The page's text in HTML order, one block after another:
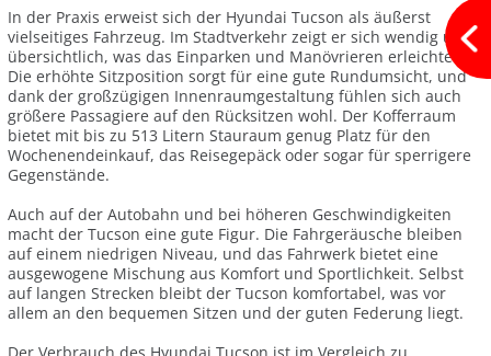
In der Praxis erweist sich der Hyundai Tucson als äußerst
vielseitiges Fahrzeug. Im Stadtverkehr zeigt er sich wendig und
übersichtlich, was das Einparken und Manövrieren erleichtert.
Die erhöhte Sitzposition sorgt für eine gute Rundumsicht, und
dank der großzügigen Innenraumgestaltung fühlen sich auch
größere Passagiere auf den Rücksitzen wohl. Der Kofferraum
bietet mit bis zu 513 Litern Stauraum genug Platz für den
Wochenendeinkauf, das Reisegepäck oder sogar für sperrigere
Gegenstände.
Auch auf der Autobahn und bei höheren Geschwindigkeiten
macht der Tucson eine gute Figur. Die Fahrgeräusche bleiben
auf einem niedrigen Niveau, und das Fahrwerk bietet eine
ausgewogene Mischung aus Komfort und Sportlichkeit. Selbst
auf langen Strecken bleibt der Tucson komfortabel, was vor
allem an den bequemen Sitzen und der guten Federung liegt.